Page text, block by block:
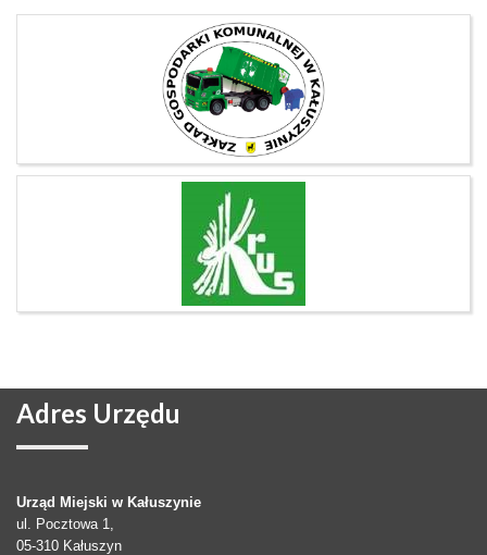
Adres Urzędu
Urząd Miejski w Kałuszynie
ul. Pocztowa 1,
05-310 Kałuszyn